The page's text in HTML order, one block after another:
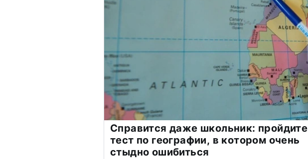
Справится даже школьник: пройдите
тест по географии, в котором очень
стыдно ошибиться